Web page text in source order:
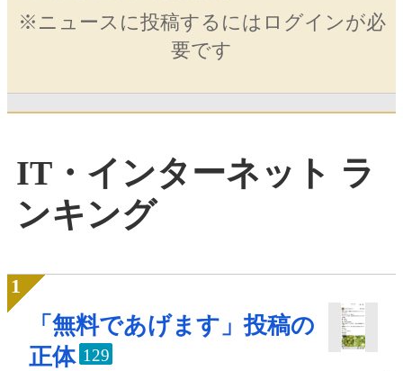
※ニュースに投稿するにはログインが必
要です
IT・インターネット ラ
ンキング
「無料であげます」投稿の
正体 129